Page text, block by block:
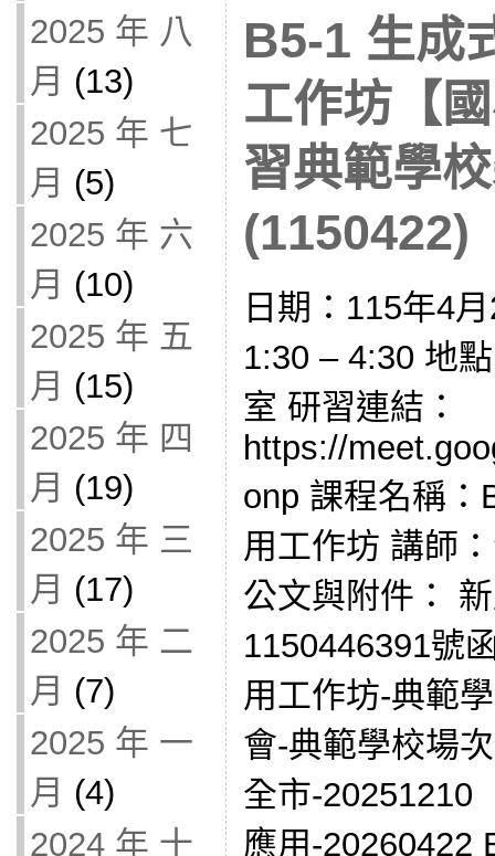
2025 年 八
月 (13)
2025 年 七
月 (5)
2025 年 六
月 (10)
2025 年 五
月 (15)
2025 年 四
月 (19)
2025 年 三
月 (17)
2025 年 二
月 (7)
2025 年 一
月 (4)
2024 年 十
B5-1 生成
工作坊【
習典範學
(1150422)
日期：115年4
1:30 – 4:30 地
室 研習連結：
https://
onp 課程名稱：
用工作坊 講師
公文與附件：
1150446391號
用工作坊-典範
會-典範學校場
全市-20251210
應用-20260422